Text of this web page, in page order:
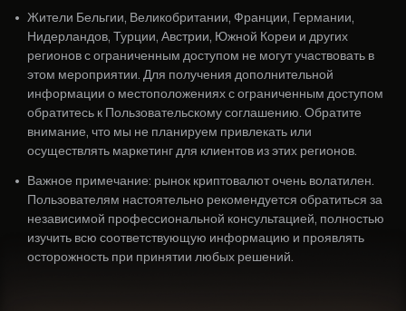
• Жители Бельгии, Великобритании, Франции, Германии,
Нидерландов, Турции, Австрии, Южной Кореи и других
регионов с ограниченным доступом не могут участвовать в
этом мероприятии. Для получения дополнительной
информации о местоположениях с ограниченным доступом
обратитесь к Пользовательскому соглашению. Обратите
внимание, что мы не планируем привлекать или
осуществлять маркетинг для клиентов из этих регионов.
• Важное примечание: рынок криптовалют очень волатилен.
Пользователям настоятельно рекомендуется обратиться за
независимой профессиональной консультацией, полностью
изучить всю соответствующую информацию и проявлять
осторожность при принятии любых решений.